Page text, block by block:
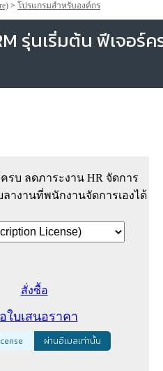
> โปรแกรมสำหรับองค์กร
รุ่นเริ่มต้น ฟีเจอร์ค
รบ ลดภาระงาน HR จัดการ
างานที่พนักงานจัดการเองได้
สั่งซื้อ
ใบเสนอราคา
ผ่านอีเมลเท่านั้น